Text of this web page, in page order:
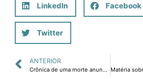
LinkedIn Facebook
Twitter
ANTERIOR
Crônica de uma morte anunciada.